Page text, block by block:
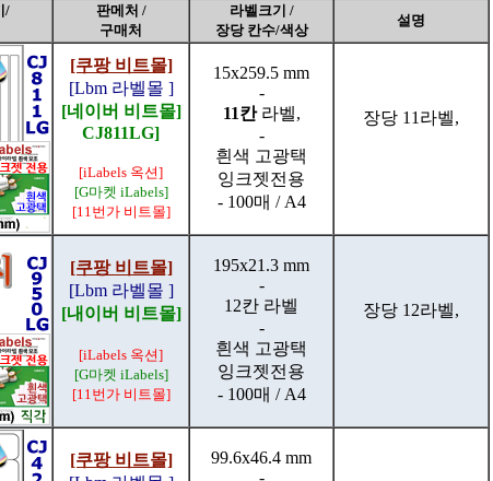
/
판메처 /
구매처
라벨크기 /
장당 칸수/색상
설명
[쿠팡 비트몰]
[Lbm 라벨몰 ]
[네이버 비트몰]
CJ811LG]
[iLabels 옥션]
[G마켓 iLabels]
[11번가 비트몰]
15x259.5 mm
-
11칸 라벨,
-
흰색 고광택
잉크젯전용
- 100매 / A4
장당 11라벨,
[쿠팡 비트몰]
[Lbm 라벨몰 ]
[내이버 비트몰]
[iLabels 옥션]
[G마켓 iLabels]
[11번가 비트몰]
195x21.3 mm
-
12칸 라벨
-
흰색 고광택
잉크젯전용
- 100매 / A4
장당 12라벨,
[쿠팡 비트몰]
99.6x46.4 mm
-